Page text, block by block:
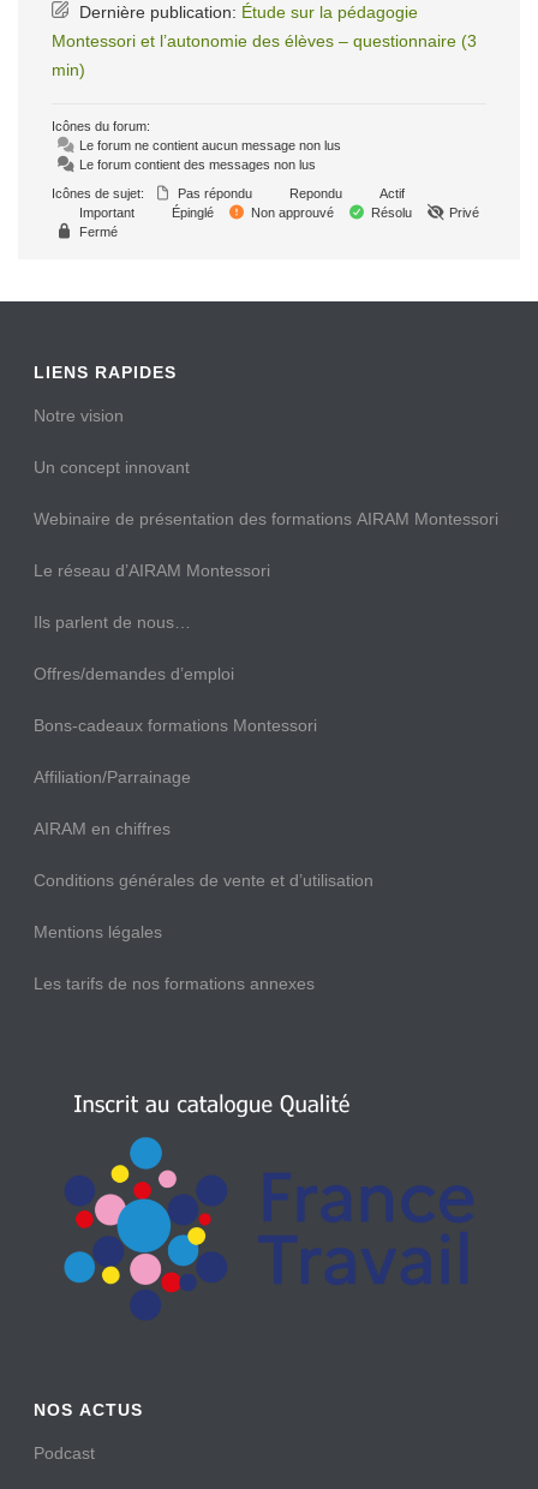
Dernière publication: Étude sur la pédagogie
Montessori et l’autonomie des élèves – questionnaire (3
min)
Icônes du forum:
Le forum ne contient aucun message non lus
Le forum contient des messages non lus
Icônes de sujet:
Pas répondu Repondu
Actif
Important
Épinglé Non approuvé Résolu
Privé
Fermé
LIENS RAPIDES
Notre vision
Un concept innovant
Webinaire de présentation des formations AIRAM Montessori
Le réseau d’AIRAM Montessori
Ils parlent de nous…
Offres/demandes d’emploi
Bons-cadeaux formations Montessori
Affiliation/Parrainage
AIRAM en chiffres
Conditions générales de vente et d’utilisation
Mentions légales
Les tarifs de nos formations annexes
NOS ACTUS
Podcast